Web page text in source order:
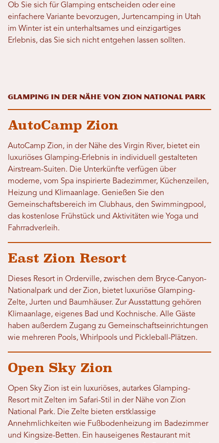
Ob Sie sich für Glamping entscheiden oder eine
einfachere Variante bevorzugen, Jurtencamping in Utah
im Winter ist ein unterhaltsames und einzigartiges
Erlebnis, das Sie sich nicht entgehen lassen sollten.
Glamping in der Nähe von Zion National Park
AutoCamp Zion
AutoCamp Zion, in der Nähe des Virgin River, bietet ein
luxuriöses Glamping-Erlebnis in individuell gestalteten
Airstream-Suiten. Die Unterkünfte verfügen über
moderne, vom Spa inspirierte Badezimmer, Küchenzeilen,
Heizung und Klimaanlage. Genießen Sie den
Gemeinschaftsbereich im Clubhaus, den Swimmingpool,
das kostenlose Frühstück und Aktivitäten wie Yoga und
Fahrradverleih.
East Zion Resort
Dieses Resort in Orderville, zwischen dem Bryce-Canyon-
Nationalpark und der Zion, bietet luxuriöse Glamping-
Zelte, Jurten und Baumhäuser. Zur Ausstattung gehören
Klimaanlage, eigenes Bad und Kochnische. Alle Gäste
haben außerdem Zugang zu Gemeinschaftseinrichtungen
wie mehreren Pools, Whirlpools und Pickleball-Plätzen.
Open Sky Zion
Open Sky Zion ist ein luxuriöses, autarkes Glamping-
Resort mit Zelten im Safari-Stil in der Nähe von Zion
National Park. Die Zelte bieten erstklassige
Annehmlichkeiten wie Fußbodenheizung im Badezimmer
und Kingsize-Betten. Ein hauseigenes Restaurant mit